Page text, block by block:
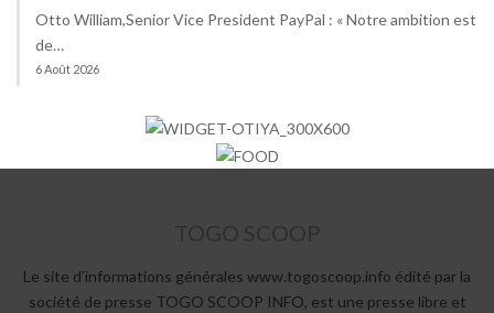
Otto William,Senior Vice President PayPal : « Notre ambition est
de…
6 Août 2026
Le site d’informations générales www.togoscoop.info édité par la
société de presse TOGO SCOOP INFO, est une presse libre et